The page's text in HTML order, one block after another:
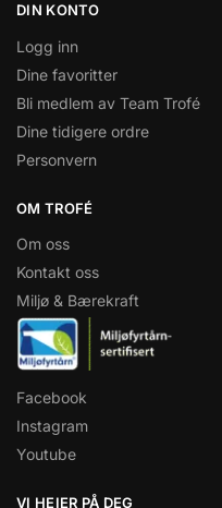
DIN KONTO
Logg inn
Dine favoritter
Bli medlem av Team Trofé
Dine tidigere ordre
Personvern
OM TROFÉ
Om oss
Kontakt oss
Miljø & Bærekraft
Facebook
Instagram
Youtube
VI HEIER PÅ DEG